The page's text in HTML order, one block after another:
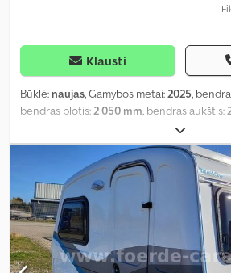
Klausti
Būklė: naujas, Gamybos metai:2025,
bendras plotis:2 050 mm, bendras aukštis:
, bendras svoris:
šildytuvas, vonios kambarys,